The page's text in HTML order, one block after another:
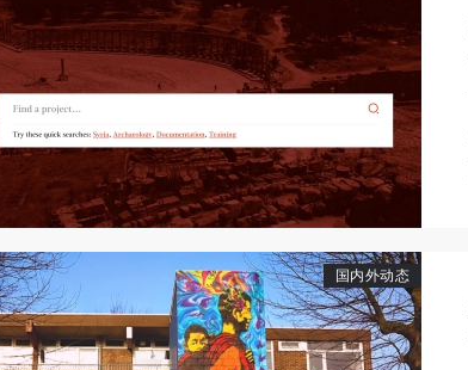
国内外动态